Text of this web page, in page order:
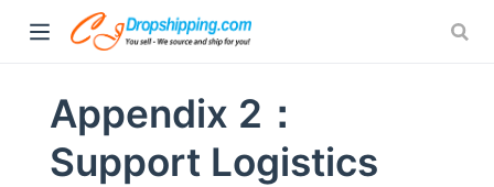
Appendix 2：
Support Logistics